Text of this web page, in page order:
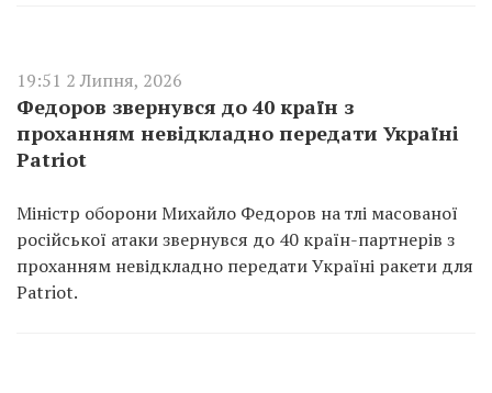
19:51 2 Липня, 2026
Федоров звернувся до 40 країн з
проханням невідкладно передати Україні
Patriot
Міністр оборони Михайло Федоров на тлі масованої
російської атаки звернувся до 40 країн-партнерів з
проханням невідкладно передати Україні ракети для
Patriot.